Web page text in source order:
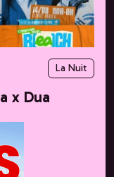
La Nuit
x Dua